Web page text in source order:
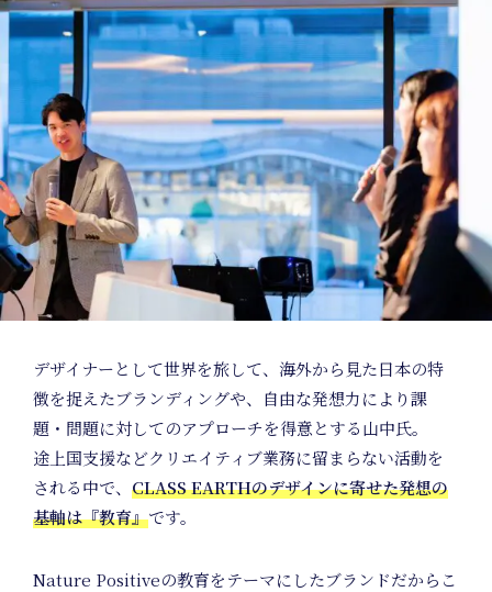
デザイナーとして世界を旅して、海外から見た日本の特
徴を捉えたブランディングや、自由な発想力により課
題・問題に対してのアプローチを得意とする山中氏。
途上国支援などクリエイティブ業務に留まらない活動を
される中で、 CLASS EARTHのデザインに寄せた発想の
基軸は『教育』です。
Nature Positiveの教育をテーマにしたブランドだからこ